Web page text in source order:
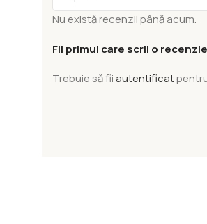
Nu există recenzii până acum.
Fii primul care scrii o recenzie
Trebuie să fiiautentificat